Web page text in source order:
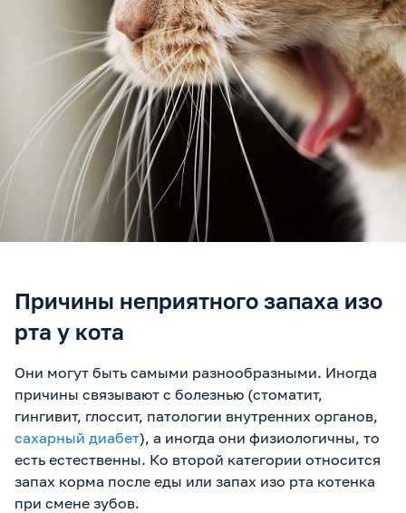
Причины неприятного запаха изо
рта у кота
Они могут быть самыми разнообразными. Иногда
причины связывают с болезнью (стоматит,
гингивит, глоссит, патологии внутренних органов,
сахарный диабет), а иногда они физиологичны, то
есть естественны. Ко второй категории относится
запах корма после еды или запах изо рта котенка
при смене зубов.